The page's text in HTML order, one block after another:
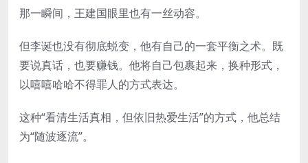
那一瞬间，王建国眼里也有一丝动容。
但李诞也没有彻底蜕变，他有自己的一套平衡之术。既
要说真话，也要赚钱。他将自己包裹起来，换种形式，
以嘻嘻哈哈不得罪人的方式表达。
这种“看清生活真相，但依旧热爱生活”的方式，他总结
为“随波逐流”。